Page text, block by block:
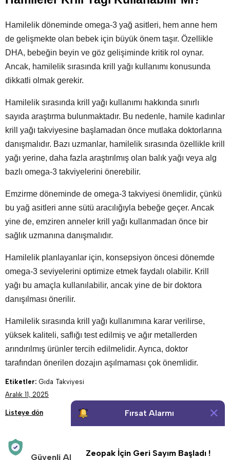
Hamilelik döneminde omega-3 yağ asitleri, hem anne hem
de gelişmekte olan bebek için büyük önem taşır. Özellikle
DHA, bebeğin beyin ve göz gelişiminde kritik rol oynar.
Ancak, hamilelik sırasında krill yağı kullanımı konusunda
dikkatli olmak gerekir.
Hamilelik sırasında krill yağı kullanımı hakkında sınırlı
sayıda araştırma bulunmaktadır. Bu nedenle, hamile kadınlar
krill yağı takviyesine başlamadan önce mutlaka doktorlarına
danışmalıdır. Bazı uzmanlar, hamilelik sırasında özellikle krill
yağı yerine, daha fazla araştırılmış olan balık yağı veya alg
bazlı omega-3 takviyelerini önerebilir.
Emzirme döneminde de omega-3 takviyesi önemlidir, çünkü
bu yağ asitleri anne sütü aracılığıyla bebeğe geçer. Ancak
yine de, emziren anneler krill yağı kullanmadan önce bir
sağlık uzmanına danışmalıdır.
Hamilelik planlayanlar için, konsepsiyon öncesi dönemde
omega-3 seviyelerini optimize etmek faydalı olabilir. Krill
yağı bu amaçla kullanılabilir, ancak yine de bir doktora
danışılması önerilir.
Hamilelik sırasında krill yağı kullanımına karar verilirse,
yüksek kaliteli, saflığı test edilmiş ve ağır metallerden
arındırılmış ürünler tercih edilmelidir. Ayrıca, doktor
tarafından önerilen dozajın aşılmaması çok önemlidir.
Etiketler: Gıda Takviyesi
Aralık 11, 2025
Listeye dön
Güvenli Alışveriş Aynı Gün Kargo
Fırsat Alarmı
Zeopak İçin Geri Sayım Başladı !